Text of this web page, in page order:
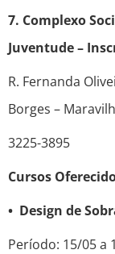
7. Complexo
Juventude –
R. Fernanda
Borges –
3225-3895
Cursos
• Design de
Período: 15/05 a